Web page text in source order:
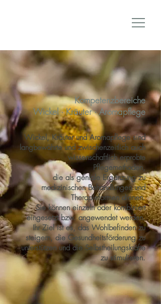
Kompetenzbereiche
Wickel · Kräuter · Aromapflege
Wickel, Kräuter und Aromapflege sind
langbewährte und zwischenzeitlich auch
wissenschaftlich erprobte
Pflegemethoden,
die als geniale Ergänzung zu
medizinischen Behandlungen und
Therapieformen dienen.
Sie können einzeln oder kombiniert
eingesetzt bzw. angewendet werden.
Ihr Ziel ist es, das Wohlbefinden zu
steigern, die Gesundheitsförderung zu
unterstützen und die Selbstheilungskräfte
zu stimulieren.